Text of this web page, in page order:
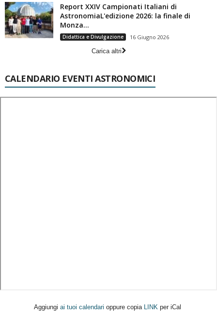
Report XXIV Campionati Italiani di
AstronomiaL'edizione 2026: la finale di
Monza...
Didattica e Divulgazione
16 Giugno 2026
Carica altri
CALENDARIO EVENTI ASTRONOMICI
Aggiungi ai tuoi calendari oppure copia LINK per iCal